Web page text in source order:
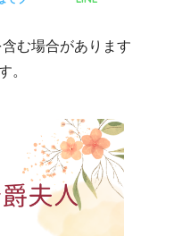
む場合があります
。